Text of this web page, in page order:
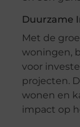
Duurzame
Met de
woningen,
voor
projecten.
wonen en
impact op